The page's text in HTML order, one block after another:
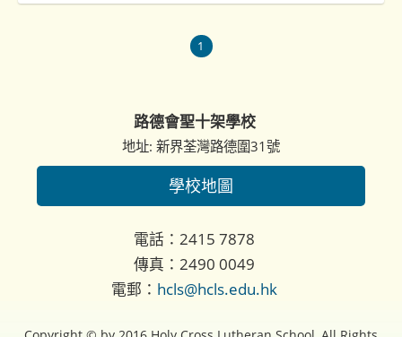
1
路德會聖十架學校
地址: 新界荃灣路德圍31號
學校地圖
電話：2415 7878
傳真：2490 0049
電郵： hcls@hcls.edu.hk